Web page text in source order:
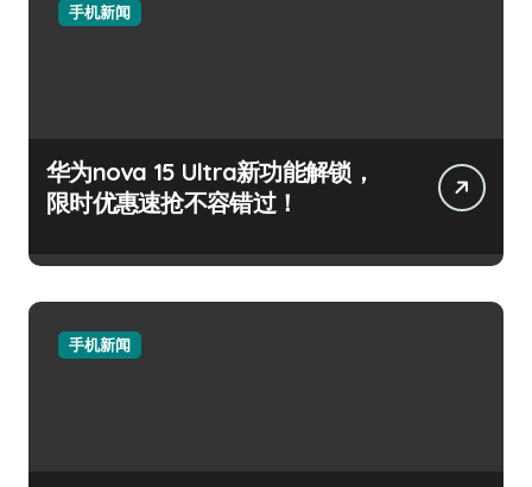
手机新闻
华为nova 15 Ultra新功能解锁，
限时优惠速抢不容错过！
手机新闻